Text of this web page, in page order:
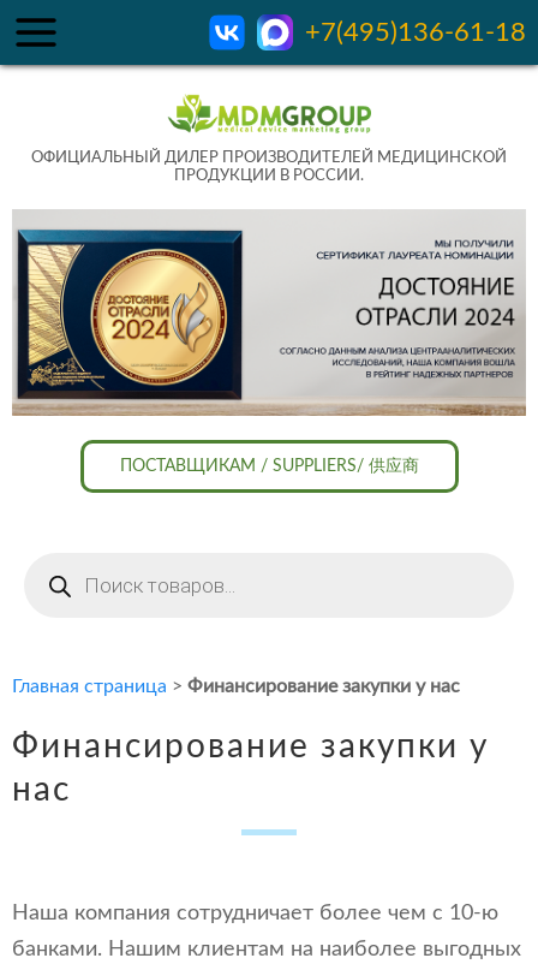
+7(495)136-61-18
ОФИЦИАЛЬНЫЙ ДИЛЕР ПРОИЗВОДИТЕЛЕЙ МЕДИЦИНСКОЙ
ПРОДУКЦИИ В РОССИИ.
ПОСТАВЩИКАМ / SUPPLIERS/ 供应商
товаров
Главная страница > Финансирование закупки у нас
Финансирование закупки у
нас
Наша компания сотрудничает более чем с 10-ю
банками. Нашим клиентам на наиболее выгодных